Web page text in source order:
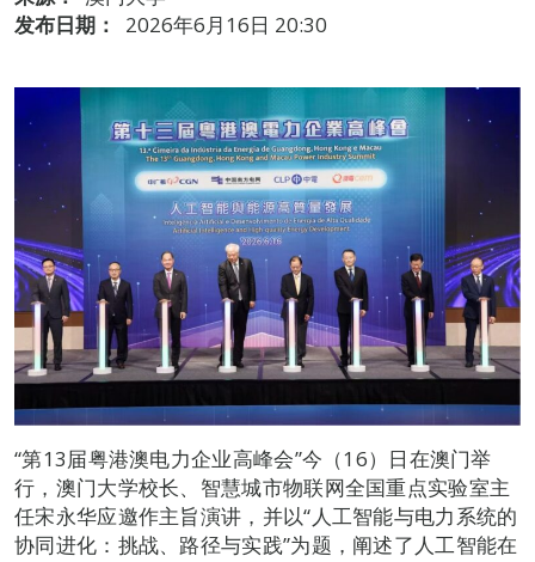
发布日期：
2026年6月16日 20:30
“第13届粤港澳电力企业高峰会”今（16）日在澳门举
行，澳门大学校长、智慧城市物联网全国重点实验室主
任宋永华应邀作主旨演讲，并以“人工智能与电力系统的
协同进化：挑战、路径与实践”为题，阐述了人工智能在